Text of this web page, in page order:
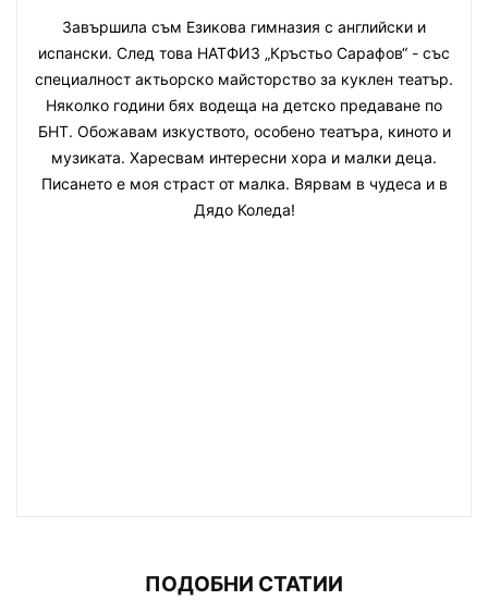
Завършила съм Езикова гимназия с английски и
испански. След това НАТФИЗ „Кръстьо Сарафов“ - със
специалност актьорско майсторство за куклен театър.
Няколко години бях водеща на детско предаване по
БНТ. Обожавам изкуството, особено театъра, киното и
музиката. Харесвам интересни хора и малки деца.
Писането е моя страст от малка. Вярвам в чудеса и в
Дядо Коледа!
ПОДОБНИ СТАТИИ